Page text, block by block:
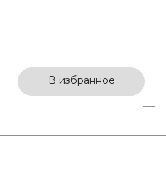
В избранное